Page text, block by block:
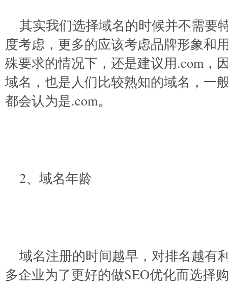
其实我们选择域名的时候并不需要
度考虑，更多的应该考虑品牌形象和
殊要求的情况下，还是建议用.com，
域名，也是人们比较熟知的域名，一
都会认为是.com。
2、域名年龄
域名注册的时间越早，对排名越有
多企业为了更好的做SEO优化而选择